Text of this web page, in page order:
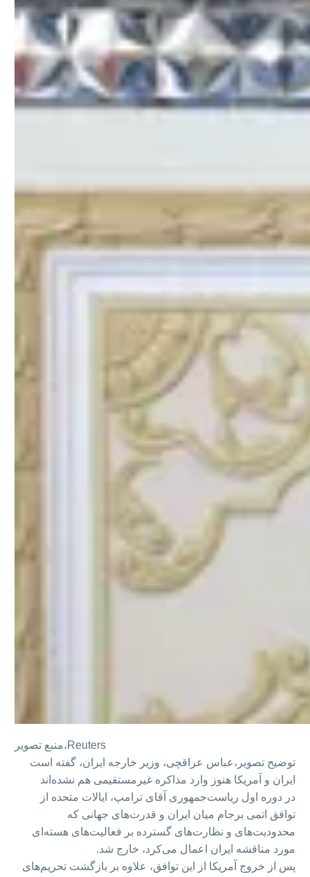
منبع تصویر،Reuters
توضیح تصویر،عباس عراقچی، وزیر خارجه ایران، گفته است
ایران و آمریکا هنوز وارد مذاکره غیرمستقیمی هم نشده‌اند
در دوره اول ریاست‌جمهوری آقای ترامپ، ایالات متحده از
توافق اتمی برجام میان ایران و قدرت‌های جهانی که
محدودیت‌های و نظارت‌های گسترده بر فعالیت‌های هسته‌ای
مورد مناقشه ایران اعمال می‌کرد، خارج شد.
پس از خروج آمریکا از این توافق، علاوه بر بازگشت تحریم‌های